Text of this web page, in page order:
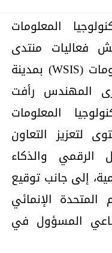
المعلومات
فعاليات منتدى
القمة العالمية لمجتمع المعلومات (WSIS) بمدينة
المهندس رأفت
المعلومات
لتعزيز التعاون
الرقمي والذكاء
إلى جانب توقيع
الإنمائي
المسؤول في